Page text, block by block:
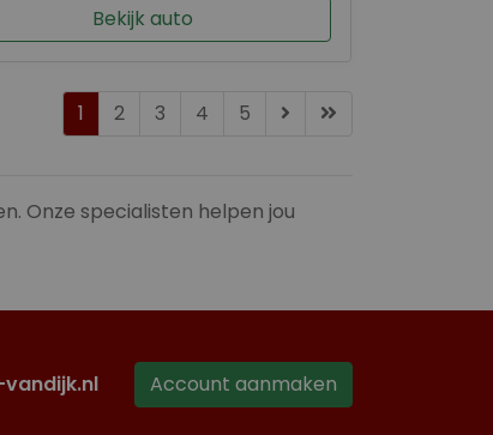
Bekijk auto
1 2 3 4 5
Onze specialisten helpen jou
Account aanmaken